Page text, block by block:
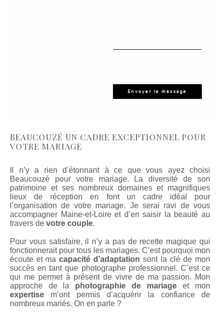
BEAUCOUZÉ UN CADRE EXCEPTIONNEL POUR
VOTRE MARIAGE
Il n’y a rien d’étonnant à ce que vous ayez choisi
Beaucouzé pour votre mariage. La diversité de son
patrimoine et ses nombreux domaines et magnifiques
lieux de réception en font un cadre idéal pour
l’organisation de votre mariage. Je serai ravi de vous
accompagner Maine-et-Loire et d’en saisir la beauté au
travers de votre couple.
Pour vous satisfaire, il n’y a pas de recette magique qui
fonctionnerait pour tous les mariages. C’est pourquoi mon
écoute et ma capacité d’adaptation sont la clé de mon
succès en tant que photographe professionnel. C’est ce
qui me permet à présent de vivre de ma passion. Mon
approche de la photographie de mariage et mon
expertise m’ont permis d’acquérir la confiance de
nombreux mariés. On en parle ?